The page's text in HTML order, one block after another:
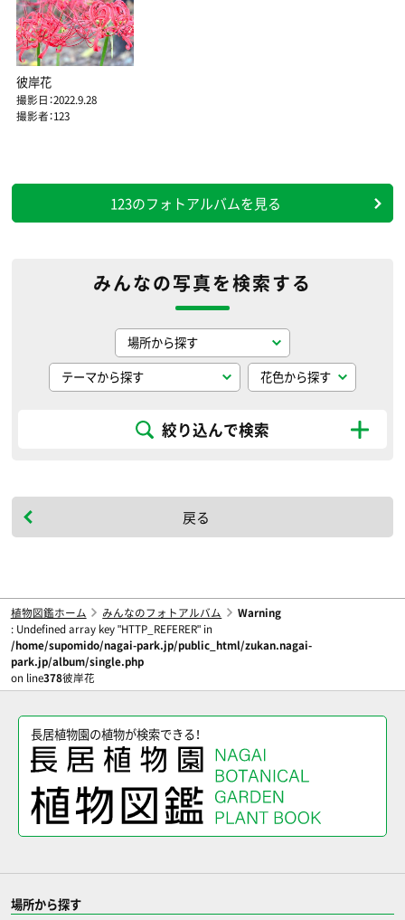
彼岸花
撮影日：2022.9.28
撮影者：123
123のフォトアルバムを見る
みんなの写真を検索する
絞り込んで検索
戻る
植物図鑑ホーム みんなのフォトアルバム
Warning
: Undefined array key "HTTP_REFERER" in
/home/supomido/nagai-park.jp/public_html/zukan.nagai-
park.jp/album/single.php
on line378彼岸花
長居植物園の植物が検索できる！
場所から探す